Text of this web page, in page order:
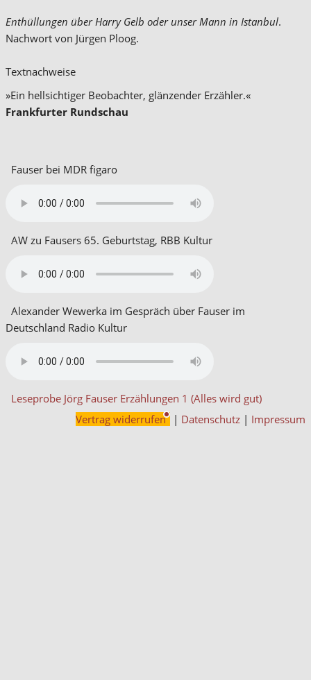
Enthüllungen über Harry Gelb oder unser Mann in Istanbul.
Nachwort von Jürgen Ploog.
Textnachweise
»Ein hellsichtiger Beobachter, glänzender Erzähler.«
Frankfurter Rundschau
Fauser bei MDR figaro
AW zu Fausers 65. Geburtstag, RBB Kultur
Alexander Wewerka im Gespräch über Fauser im
Deutschland Radio Kultur
Leseprobe Jörg Fauser Erzählungen 1 (Alles wird gut)
Vertrag widerrufen
| Datenschutz | Impressum